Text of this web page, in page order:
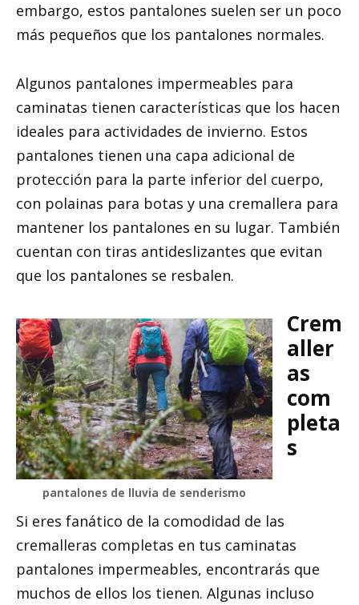
embargo, estos pantalones suelen ser un poco
más pequeños que los pantalones normales.
Algunos pantalones impermeables para
caminatas tienen características que los hacen
ideales para actividades de invierno. Estos
pantalones tienen una capa adicional de
protección para la parte inferior del cuerpo,
con polainas para botas y una cremallera para
mantener los pantalones en su lugar. También
cuentan con tiras antideslizantes que evitan
que los pantalones se resbalen.
pantalones de lluvia de senderismo
Crem
aller
as
com
pleta
s
Si eres fanático de la comodidad de las
cremalleras completas en tus caminatas
pantalones impermeables, encontrarás que
muchos de ellos los tienen. Algunas incluso